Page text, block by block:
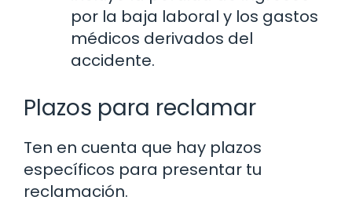
por la baja laboral y los gastos
médicos derivados del
accidente.
Plazos para reclamar
Ten en cuenta que hay plazos
específicos para presentar tu
reclamación.